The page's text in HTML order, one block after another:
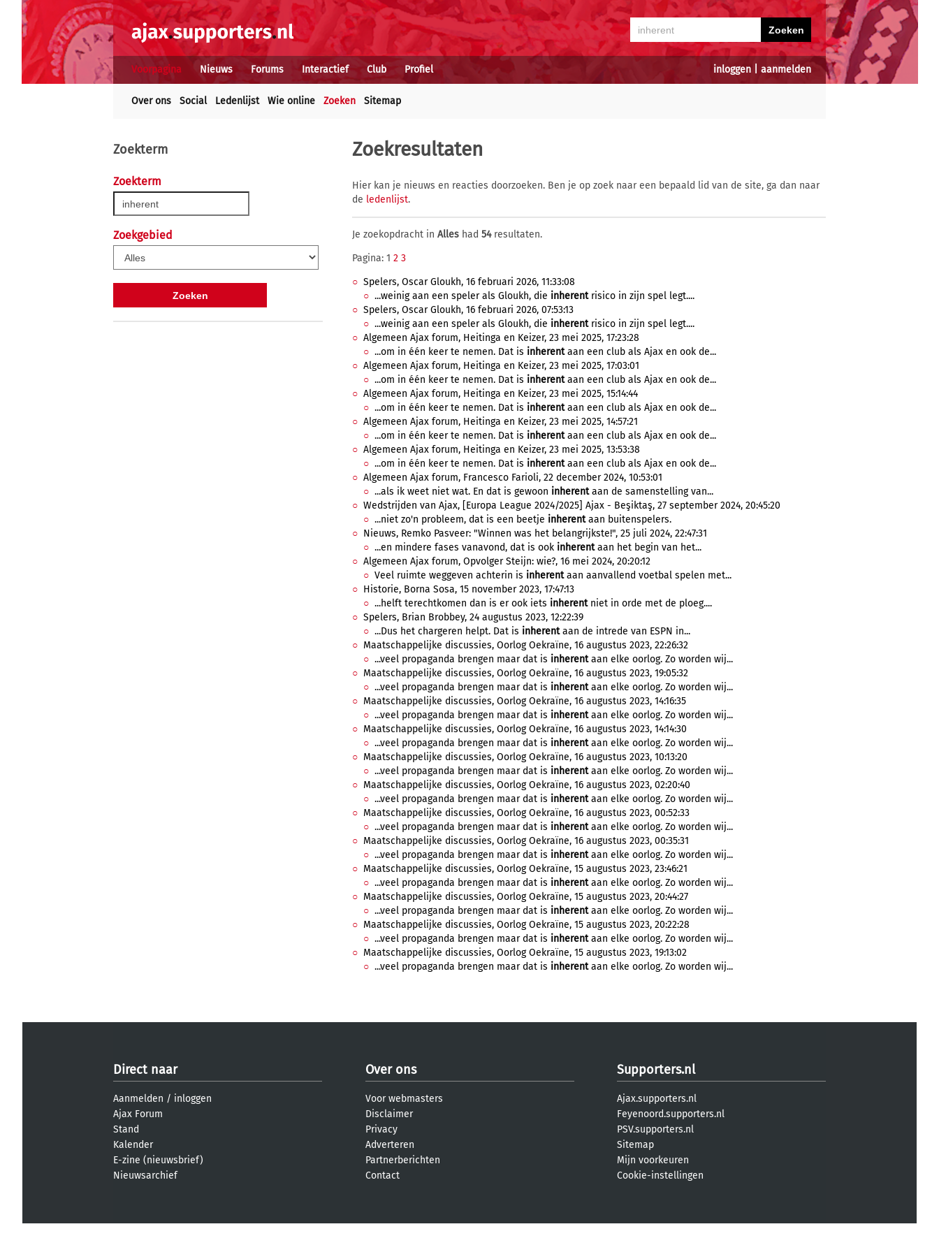
inloggen aanmelden
Voorpagina Nieuws Forums Interactief Club Profiel
Over ons Social Ledenlijst Wie online Zoeken Sitemap
Zoekterm
Zoekterm
Zoekgebied
Zoekresultaten
Hier kan je nieuws en reacties doorzoeken. Ben je op zoek naar een bepaald lid van de site, ga dan naar
de ledenlijst.
Je zoekopdracht in Alles had 54resultaten.
Pagina: 1 2 3
Spelers, Oscar Gloukh, 16 februari 2026, 11:33:08
...weinig aan een speler als Gloukh, die inherentrisico in zijn spel legt....
Spelers, Oscar Gloukh, 16 februari 2026, 07:53:13
...weinig aan een speler als Gloukh, die inherentrisico in zijn spel legt....
Algemeen Ajax forum, Heitinga en Keizer, 23 mei 2025, 17:23:28
...om in één keer te nemen. Dat is inherentaan een club als Ajax en ook de...
Algemeen Ajax forum, Heitinga en Keizer, 23 mei 2025, 17:03:01
...om in één keer te nemen. Dat is inherentaan een club als Ajax en ook de...
Algemeen Ajax forum, Heitinga en Keizer, 23 mei 2025, 15:14:44
...om in één keer te nemen. Dat is inherentaan een club als Ajax en ook de...
Algemeen Ajax forum, Heitinga en Keizer, 23 mei 2025, 14:57:21
...om in één keer te nemen. Dat is inherentaan een club als Ajax en ook de...
Algemeen Ajax forum, Heitinga en Keizer, 23 mei 2025, 13:53:38
...om in één keer te nemen. Dat is inherentaan een club als Ajax en ook de...
Algemeen Ajax forum, Francesco Farioli, 22 december 2024, 10:53:01
...als ik weet niet wat. En dat is gewoon inherentaan de samenstelling van...
Wedstrijden van Ajax, [Europa League 2024/2025] Ajax - Beşiktaş, 27 september 2024, 20:45:20
...niet zo'n probleem, dat is een beetje inherentaan buitenspelers.
Nieuws, Remko Pasveer: "Winnen was het belangrijkste!", 25 juli 2024, 22:47:31
...en mindere fases vanavond, dat is ook inherentaan het begin van het...
Algemeen Ajax forum, Opvolger Steijn: wie?, 16 mei 2024, 20:20:12
Veel ruimte weggeven achterin is inherentaan aanvallend voetbal spelen met...
Historie, Borna Sosa, 15 november 2023, 17:47:13
...helft terechtkomen dan is er ook iets inherentniet in orde met de ploeg....
Spelers, Brian Brobbey, 24 augustus 2023, 12:22:39
...Dus het chargeren helpt. Dat is inherentaan de intrede van ESPN in...
Maatschappelijke discussies, Oorlog Oekraïne, 16 augustus 2023, 22:26:32
...veel propaganda brengen maar dat is inherentaan elke oorlog. Zo worden wij...
Maatschappelijke discussies, Oorlog Oekraïne, 16 augustus 2023, 19:05:32
...veel propaganda brengen maar dat is inherentaan elke oorlog. Zo worden wij...
Maatschappelijke discussies, Oorlog Oekraïne, 16 augustus 2023, 14:16:35
...veel propaganda brengen maar dat is inherentaan elke oorlog. Zo worden wij...
Maatschappelijke discussies, Oorlog Oekraïne, 16 augustus 2023, 14:14:30
...veel propaganda brengen maar dat is inherentaan elke oorlog. Zo worden wij...
Maatschappelijke discussies, Oorlog Oekraïne, 16 augustus 2023, 10:13:20
...veel propaganda brengen maar dat is inherentaan elke oorlog. Zo worden wij...
Maatschappelijke discussies, Oorlog Oekraïne, 16 augustus 2023, 02:20:40
...veel propaganda brengen maar dat is inherentaan elke oorlog. Zo worden wij...
Maatschappelijke discussies, Oorlog Oekraïne, 16 augustus 2023, 00:52:33
...veel propaganda brengen maar dat is inherentaan elke oorlog. Zo worden wij...
Maatschappelijke discussies, Oorlog Oekraïne, 16 augustus 2023, 00:35:31
...veel propaganda brengen maar dat is inherentaan elke oorlog. Zo worden wij...
Maatschappelijke discussies, Oorlog Oekraïne, 15 augustus 2023, 23:46:21
...veel propaganda brengen maar dat is inherentaan elke oorlog. Zo worden wij...
Maatschappelijke discussies, Oorlog Oekraïne, 15 augustus 2023, 20:44:27
...veel propaganda brengen maar dat is inherentaan elke oorlog. Zo worden wij...
Maatschappelijke discussies, Oorlog Oekraïne, 15 augustus 2023, 20:22:28
...veel propaganda brengen maar dat is inherentaan elke oorlog. Zo worden wij...
Maatschappelijke discussies, Oorlog Oekraïne, 15 augustus 2023, 19:13:02
...veel propaganda brengen maar dat is inherentaan elke oorlog. Zo worden wij...
Direct naar
Aanmelden / inloggen
Ajax Forum
Stand
Kalender
E-zine (nieuwsbrief)
Nieuwsarchief
Over ons
Voor webmasters
Disclaimer
Privacy
Adverteren
Partnerberichten
Contact
Supporters.nl
Ajax.supporters.nl
Feyenoord.supporters.nl
PSV.supporters.nl
Sitemap
Mijn voorkeuren
Cookie-instellingen